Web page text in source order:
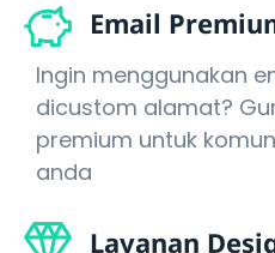
Email
Ingin menggunakan
dicustom alamat?
premium untuk
anda
Layanan